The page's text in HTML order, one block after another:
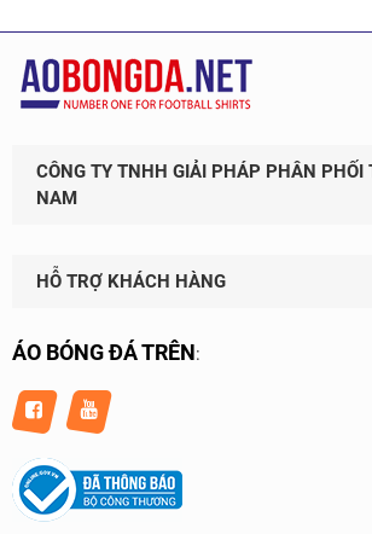
CÔNG TY TNHH GIẢI PHÁP PHÂN PHỐI
NAM
HỖ TRỢ KHÁCH HÀNG
ÁO BÓNG ĐÁ TRÊN: